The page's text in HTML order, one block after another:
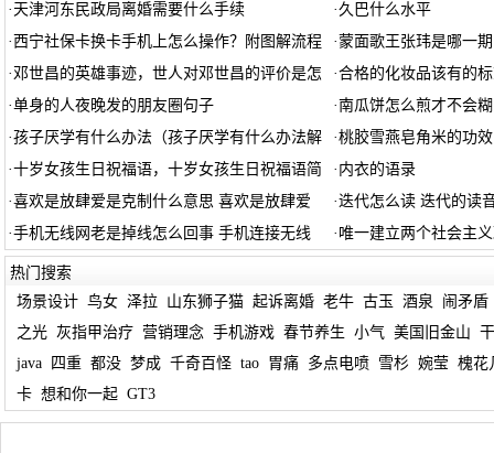
· 天津河东民政局离婚需要什么手续 ·久巴什么水平
· 西宁社保卡换卡手机上怎么操作？附图解流程 · 蒙面歌王张玮是哪一期
· 邓世昌的英雄事迹，世人对邓世昌的评价是怎 ·合格的化妆品该有的
·单身的人夜晚发的朋友圈句子 ·南瓜饼怎么煎才不会
·孩子厌学有什么办法（孩子厌学有什么办法解 ·桃胶雪燕皂角米的功效
·十岁女孩生日祝福语，十岁女孩生日祝福语简 · 内衣的语录
·喜欢是放肆爱是克制什么意思 喜欢是放肆爱 ·迭代怎么读 迭代的读
·手机无线网老是掉线怎么回事 手机连接无线 · 唯一建立两个社会主
热门搜索
场景设计 鸟女 泽拉 山东狮子猫 起诉离婚 老牛 古玉 酒泉
闹矛盾
之光 灰指甲治疗 营销理念 手机游戏 春节养生 小气 美国旧金山
java
四重 都没 梦成 千奇百怪 tao 胃痛 多点电喷 雪杉 婉莹 槐花
卡 想和你一起 GT3